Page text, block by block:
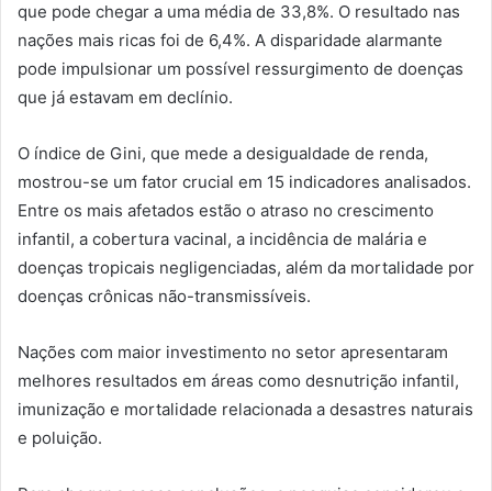
que pode chegar a uma média de 33,8%. O resultado nas
nações mais ricas foi de 6,4%. A disparidade alarmante
pode impulsionar um possível ressurgimento de doenças
que já estavam em declínio.
O índice de Gini, que mede a desigualdade de renda,
mostrou-se um fator crucial em 15 indicadores analisados.
Entre os mais afetados estão o atraso no crescimento
infantil, a cobertura vacinal, a incidência de malária e
doenças tropicais negligenciadas, além da mortalidade por
doenças crônicas não-transmissíveis.
Nações com maior investimento no setor apresentaram
melhores resultados em áreas como desnutrição infantil,
imunização e mortalidade relacionada a desastres naturais
e poluição.